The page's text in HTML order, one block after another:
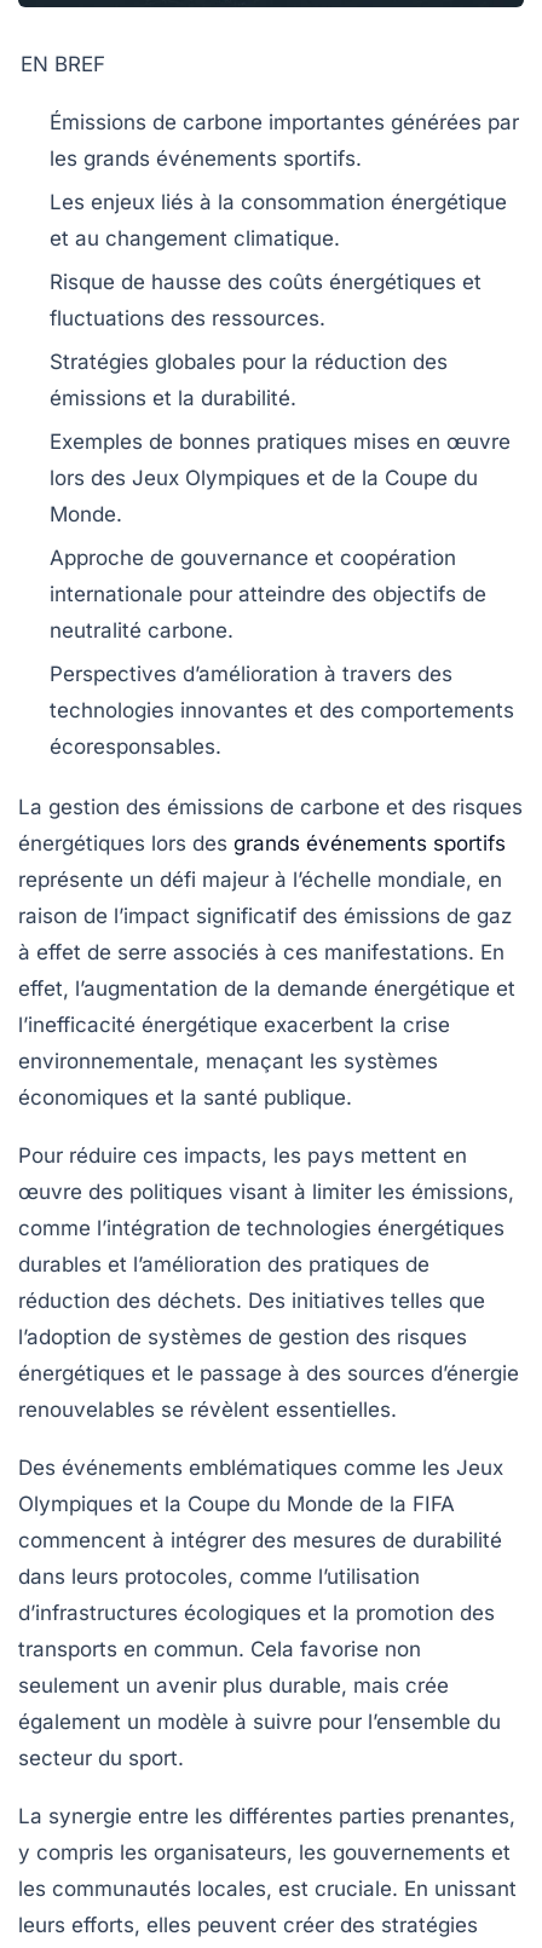
EN BREF
Émissions de carbone importantes générées par
les grands événements sportifs.
Les enjeux liés à la consommation énergétique
et au changement climatique.
Risque de hausse des coûts énergétiques et
fluctuations des ressources.
Stratégies globales pour la réduction des
émissions et la durabilité.
Exemples de bonnes pratiques mises en œuvre
lors des Jeux Olympiques et de la Coupe du
Monde.
Approche de gouvernance et coopération
internationale pour atteindre des objectifs de
neutralité carbone.
Perspectives d’amélioration à travers des
technologies innovantes et des comportements
écoresponsables.
La gestion des émissions de carbone et des risques
énergétiques lors des grands événements sportifs
représente un défi majeur à l’échelle mondiale, en
raison de l’impact significatif des émissions de gaz
à effet de serre associés à ces manifestations. En
effet, l’augmentation de la demande énergétique et
l’inefficacité énergétique exacerbent la crise
environnementale, menaçant les systèmes
économiques et la santé publique.
Pour réduire ces impacts, les pays mettent en
œuvre des politiques visant à limiter les émissions,
comme l’intégration de technologies énergétiques
durables et l’amélioration des pratiques de
réduction des déchets. Des initiatives telles que
l’adoption de systèmes de gestion des risques
énergétiques et le passage à des sources d’énergie
renouvelables se révèlent essentielles.
Des événements emblématiques comme les Jeux
Olympiques et la Coupe du Monde de la FIFA
commencent à intégrer des mesures de durabilité
dans leurs protocoles, comme l’utilisation
d’infrastructures écologiques et la promotion des
transports en commun. Cela favorise non
seulement un avenir plus durable, mais crée
également un modèle à suivre pour l’ensemble du
secteur du sport.
La synergie entre les différentes parties prenantes,
y compris les organisateurs, les gouvernements et
les communautés locales, est cruciale. En unissant
leurs efforts, elles peuvent créer des stratégies